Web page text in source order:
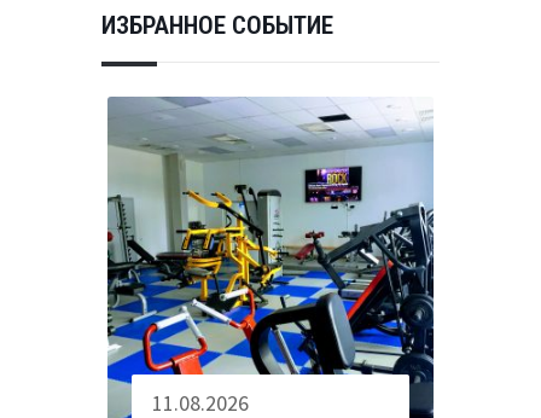
ИЗБРАННОЕ СОБЫТИЕ
11.08.2026